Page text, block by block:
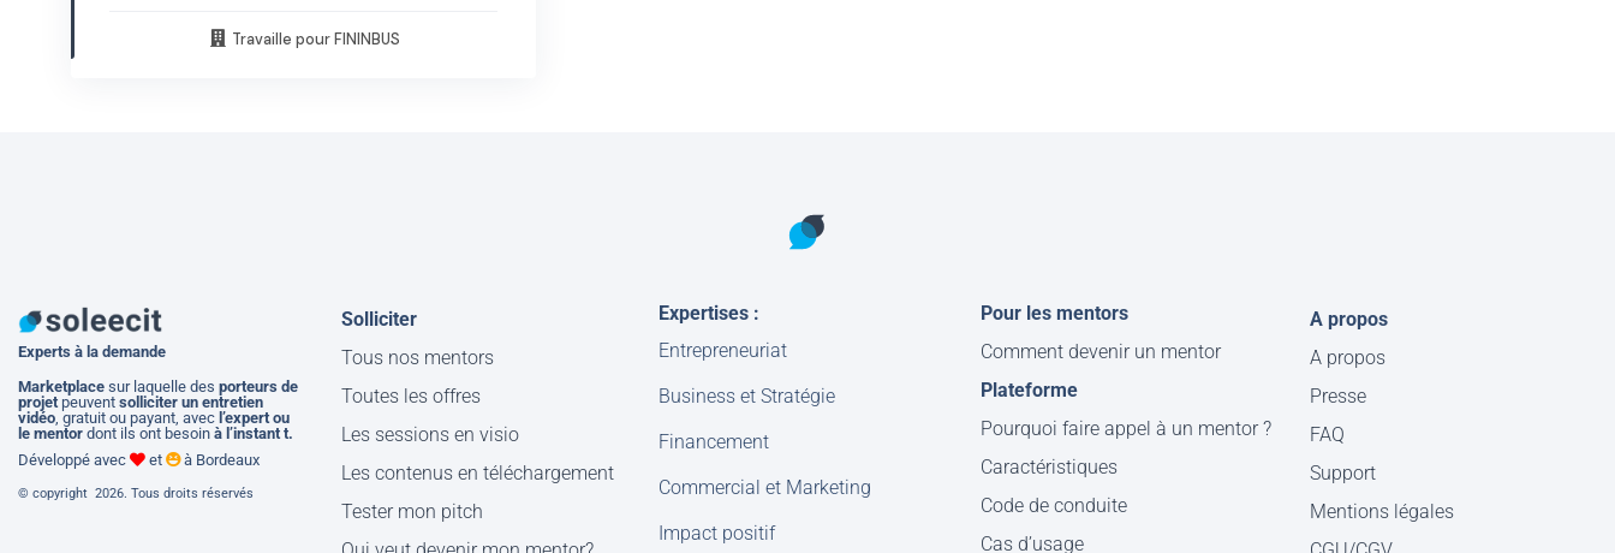
Travaille pour FININBUS
Experts à la demande
Marketplace sur laquelle des porteurs de
projet peuvent solliciter un entretien
vidéo, gratuit ou payant, avec l’expert ou
le mentor dont ils ont besoin à l’instant t.
Développé avec
et à Bordeaux
© copyright 2026. Tous droits réservés
Solliciter
Tous nos mentors
Toutes les offres
Les sessions en visio
Les contenus en téléchargement
Tester mon pitch
Expertises :
Entrepreneuriat
Business et Stratégie
Financement
Commercial et Marketing
Impact positif
Pour les mentors
Comment devenir un mentor
Plateforme
Pourquoi faire appel à un mentor ?
Caractéristiques
Code de conduite
Cas d’usage
A propos
A propos
Presse
FAQ
Support
Mentions légales